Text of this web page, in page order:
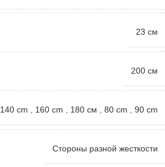
23 см
200 см
140 cm 160 cm 180 см 80 cm 90 cm
Стороны разной жесткости